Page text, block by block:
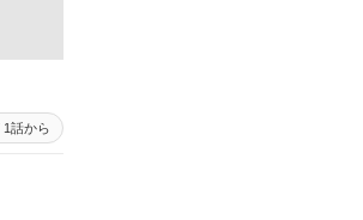
1話から